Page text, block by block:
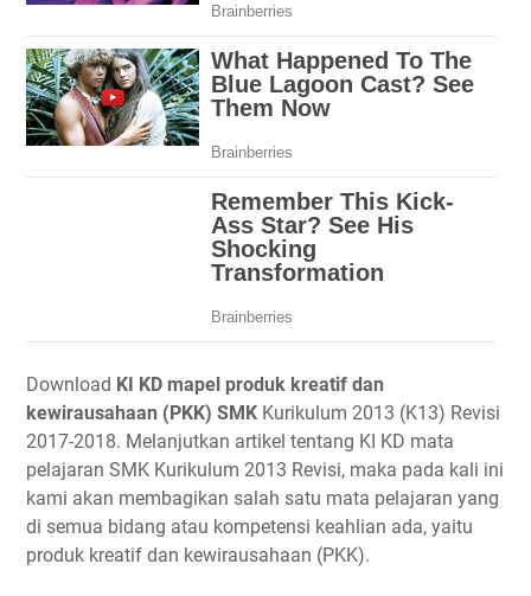
Download KI KD mapel produk kreatif dan
kewirausahaan (PKK) SMK Kurikulum 2013 (K13) Revisi
2017-2018. Melanjutkan artikel tentang KI KD mata
pelajaran SMK Kurikulum 2013 Revisi, maka pada kali ini
kami akan membagikan salah satu mata pelajaran yang
di semua bidang atau kompetensi keahlian ada, yaitu
produk kreatif dan kewirausahaan (PKK).